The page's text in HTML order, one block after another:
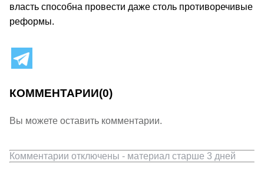
власть способна провести даже столь противоречивые
реформы.
КОММЕНТАРИИ(0)
Вы можете оставить комментарии.
Комментарии отключены - материал старше 3 дней